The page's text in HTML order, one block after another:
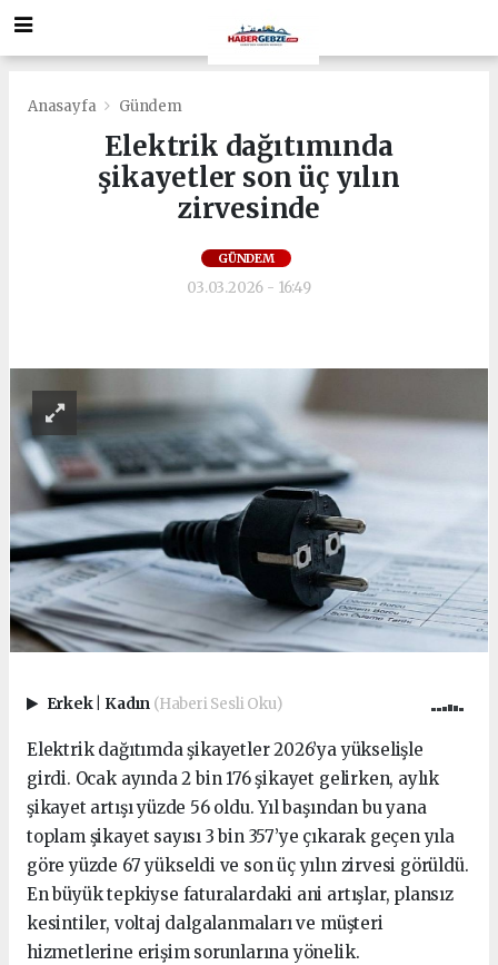
Anasayfa Gündem
Elektrik dağıtımında
şikayetler son üç yılın
zirvesinde
GÜNDEM
03.03.2026 - 16:49
Erkek Kadın (Haberi Sesli Oku)
Elektrik dağıtımda şikayetler 2026’ya yükselişle
girdi. Ocak ayında 2 bin 176 şikayet gelirken, aylık
şikayet artışı yüzde 56 oldu. Yıl başından bu yana
toplam şikayet sayısı 3 bin 357’ye çıkarak geçen yıla
göre yüzde 67 yükseldi ve son üç yılın zirvesi görüldü.
En büyük tepkiyse faturalardaki ani artışlar, plansız
kesintiler, voltaj dalgalanmaları ve müşteri
hizmetlerine erişim sorunlarına yönelik.